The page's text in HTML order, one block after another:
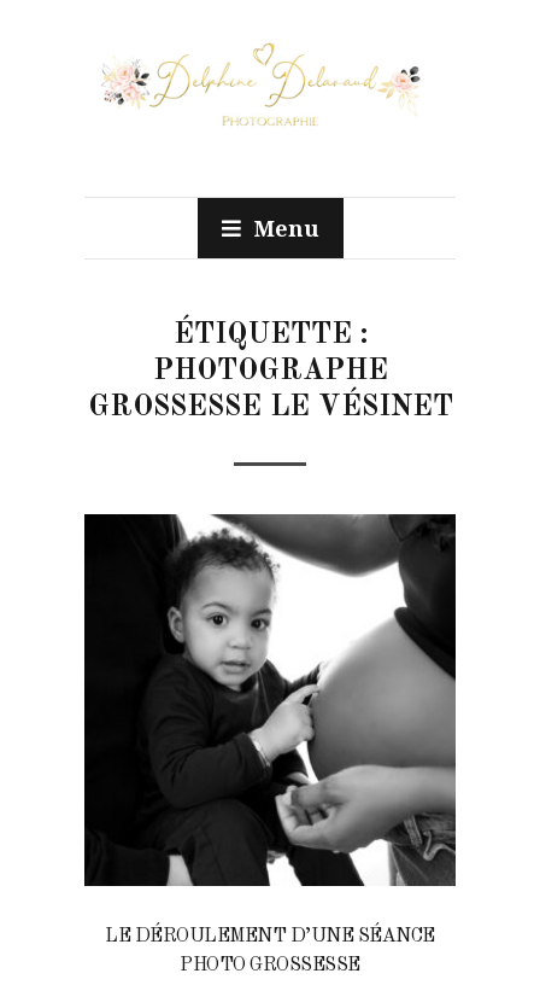
Menu
ÉTIQUETTE :
PHOTOGRAPHE
GROSSESSE LE VÉSINET
LE DÉROULEMENT D’UNE SÉANCE
PHOTO GROSSESSE